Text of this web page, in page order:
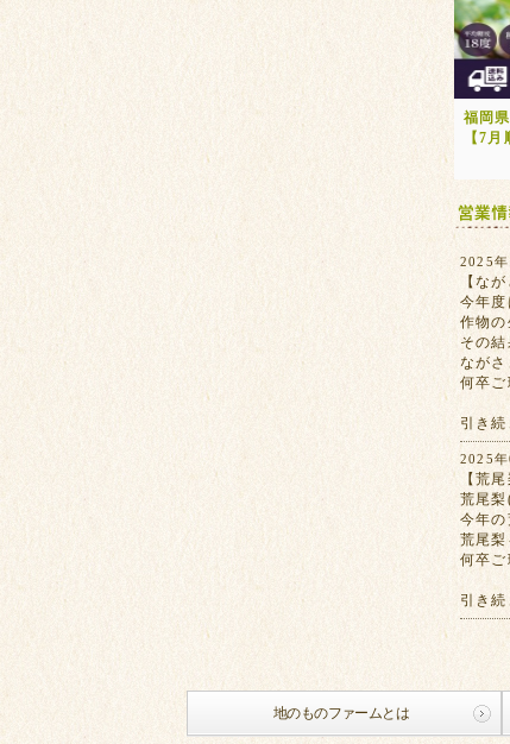
福岡
【7月
2025年
【な
今年度
作物の
その
ながさ
何卒ご
引き
2025年
【荒
荒尾梨
今年の
荒尾梨
何卒ご
引き
地のものファームとは